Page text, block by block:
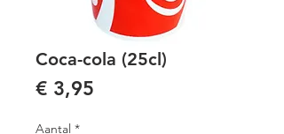
Coca-cola (25cl)
€ 3,95
Aantal *